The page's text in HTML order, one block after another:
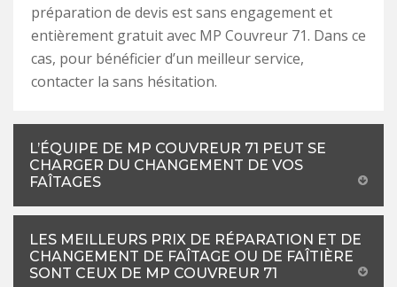
préparation de devis est sans engagement et
entièrement gratuit avec MP Couvreur 71. Dans ce
cas, pour bénéficier d’un meilleur service,
contacter la sans hésitation.
L’ÉQUIPE DE MP COUVREUR 71 PEUT SE
CHARGER DU CHANGEMENT DE VOS
FAÎTAGES
LES MEILLEURS PRIX DE RÉPARATION ET DE
CHANGEMENT DE FAÎTAGE OU DE FAÎTIÈRE
SONT CEUX DE MP COUVREUR 71